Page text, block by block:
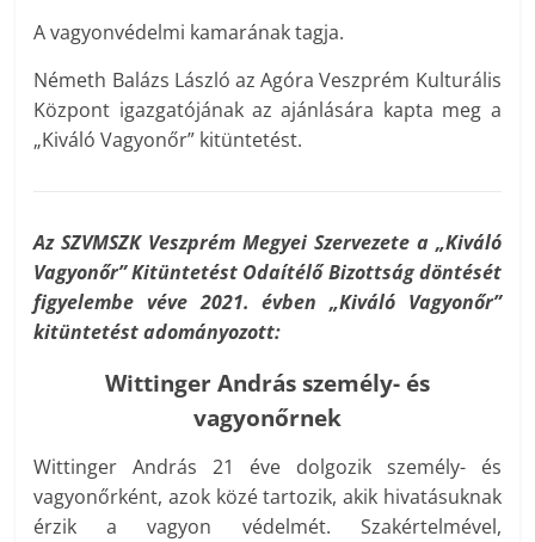
A vagyonvédelmi kamarának tagja.
Németh Balázs László az Agóra Veszprém Kulturális
Központ igazgatójának az ajánlására kapta meg a
„Kiváló Vagyonőr” kitüntetést.
Az SZVMSZK Veszprém Megyei Szervezete a „Kiváló
Vagyonőr” Kitüntetést Odaítélő Bizottság döntését
figyelembe véve 2021. évben „Kiváló Vagyonőr”
kitüntetést adományozott:
Wittinger András személy- és
vagyonőrnek
Wittinger András 21 éve dolgozik személy- és
vagyonőrként, azok közé tartozik, akik hivatásuknak
érzik a vagyon védelmét. Szakértelmével,